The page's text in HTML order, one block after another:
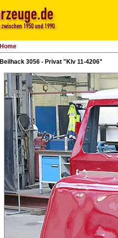
Home
Beilhack 3056 - Privat "Klv 11-4206"